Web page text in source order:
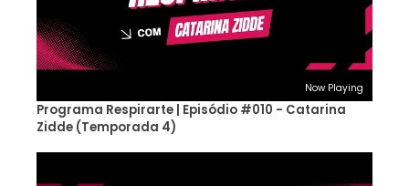
Now Playing
Programa Respirarte | Episódio #010 - Catarina
Zidde (Temporada 4)